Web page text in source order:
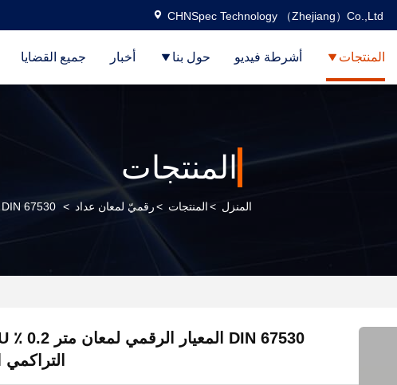
CHNSpec Technology （Zhejiang）Co.,Ltd
المنتجات أشرطة فيديو حول بنا أخبار جميع القضايا
المنتجات
المنزل >المنتجات >رقميّ لمعان عداد > DIN 67530 المعيار الرقمي لمعان متر 0.2 ٪ GU الهيكل التراكمي المضغوط